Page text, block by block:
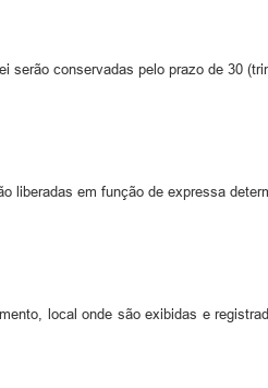
serão conservadas pelo prazo de 30
liberadas em função de expressa
local onde são exibidas e